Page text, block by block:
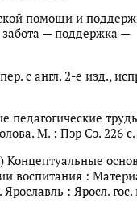
помощи и
— поддержка —
с англ. 2-е изд.,
педагогические
М. : Пэр Сэ. 226 с.
Концептуальные
воспитания :
: Яросл. гос.